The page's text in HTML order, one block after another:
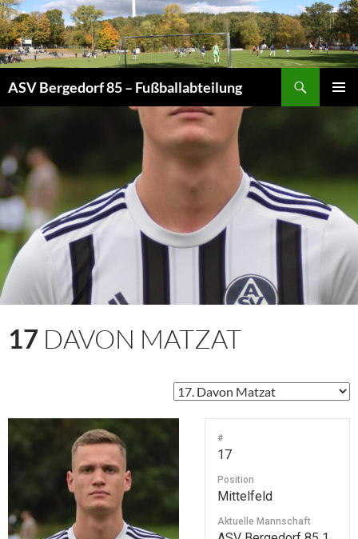
Zum
Inhalt
springen
ASV Bergedorf 85 – Fußballabteilung
17 DAVON MATZAT
#
17
Position
Mittelfeld
Aktuelle Mannschaft